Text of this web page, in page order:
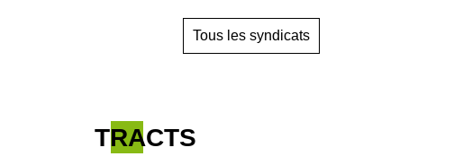
Tous les syndicats
TRACTS